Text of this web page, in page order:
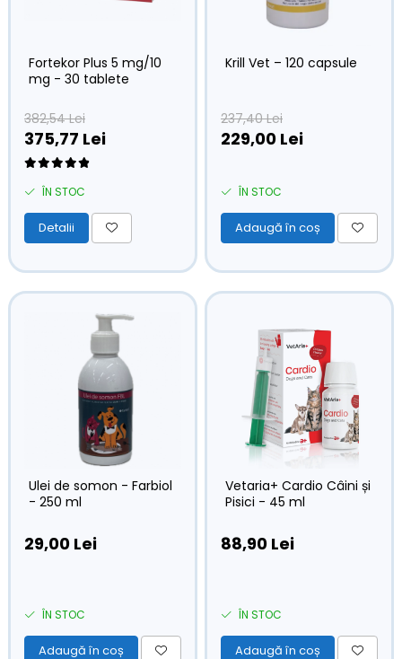
Fortekor Plus 5 mg/10
mg - 30 tablete
382,54 Lei
375,77 Lei
ÎN STOC
Detalii
Krill Vet – 120 capsule
237,40 Lei
229,00 Lei
ÎN STOC
Adaugă în coș
Ulei de somon - Farbiol
- 250 ml
29,00 Lei
ÎN STOC
Adaugă în coș
Vetaria+ Cardio Câini și
Pisici - 45 ml
88,90 Lei
ÎN STOC
Adaugă în coș